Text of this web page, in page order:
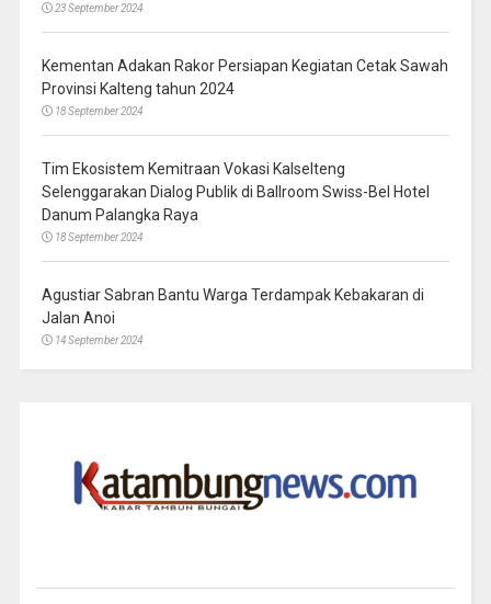
23 September 2024
Kementan Adakan Rakor Persiapan Kegiatan Cetak Sawah
Provinsi Kalteng tahun 2024
18 September 2024
Tim Ekosistem Kemitraan Vokasi Kalselteng
Selenggarakan Dialog Publik di Ballroom Swiss-Bel Hotel
Danum Palangka Raya
18 September 2024
Agustiar Sabran Bantu Warga Terdampak Kebakaran di
Jalan Anoi
14 September 2024